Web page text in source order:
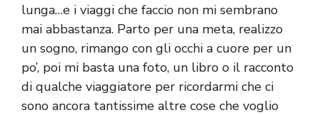
lunga…e i viaggi che faccio non mi sembrano
mai abbastanza. Parto per una meta, realizzo
un sogno, rimango con gli occhi a cuore per un
po’, poi mi basta una foto, un libro o il racconto
di qualche viaggiatore per ricordarmi che ci
sono ancora tantissime altre cose che voglio